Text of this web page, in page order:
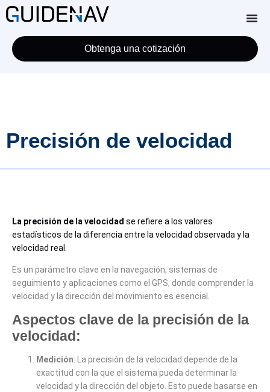
Obtenga una cotización
Precisión de velocidad
La precisión de la velocidad se refiere a los valores
estadísticos de la diferencia entre la velocidad observada y la
velocidad real.
Es un parámetro clave en la navegación, sistemas de
seguimiento y aplicaciones como el GPS, donde comprender la
velocidad y la dirección del movimiento es esencial.
Aspectos clave de la precisión de la
velocidad:
Medición: La precisión de la velocidad depende de la
exactitud con la que el sistema pueda determinar la
velocidad y la dirección del objeto. Esto puede basarse en